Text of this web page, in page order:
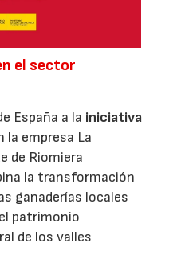
el sector
España a la iniciativa
la empresa La
de Riomiera
la transformación
ganaderías locales
patrimonio
de los valles